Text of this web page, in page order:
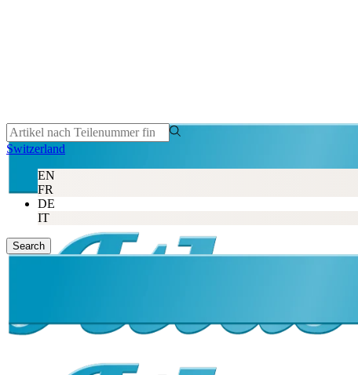
Switzerland
EN
FR
DE
IT
Search